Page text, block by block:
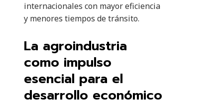
internacionales con mayor eficiencia
y menores tiempos de tránsito.
La agroindustria
como impulso
esencial para el
desarrollo económico